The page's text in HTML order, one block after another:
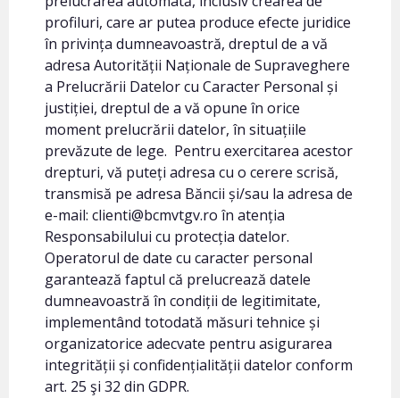
profiluri, care ar putea produce efecte juridice
în privința dumneavoastră, dreptul de a vă
adresa Autorității Naționale de Supraveghere
a Prelucrării Datelor cu Caracter Personal și
justiției, dreptul de a vă opune în orice
moment prelucrării datelor, în situațiile
prevăzute de lege. Pentru exercitarea acestor
drepturi, vă puteți adresa cu o cerere scrisă,
transmisă pe adresa Băncii și/sau la adresa de
e-mail: clienti@bcmvtgv.ro în atenția
Responsabilului cu protecția datelor.
Operatorul de date cu caracter personal
garantează faptul că prelucrează datele
dumneavoastră în condiții de legitimitate,
implementând totodată măsuri tehnice și
organizatorice adecvate pentru asigurarea
integrității și confidențialității datelor conform
art. 25 şi 32 din GDPR.